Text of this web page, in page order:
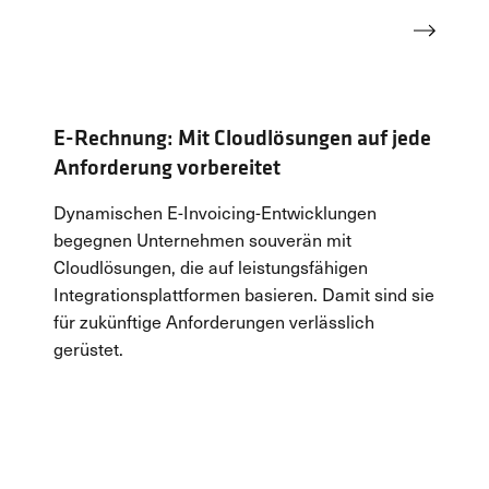
E-Rechnung: Mit Cloudlösungen auf jede
Anforderung vorbereitet
Dynamischen E-Invoicing-Entwicklungen
begegnen Unternehmen souverän mit
Cloudlösungen, die auf leistungsfähigen
Integrationsplattformen basieren. Damit sind sie
für zukünftige Anforderungen verlässlich
gerüstet.